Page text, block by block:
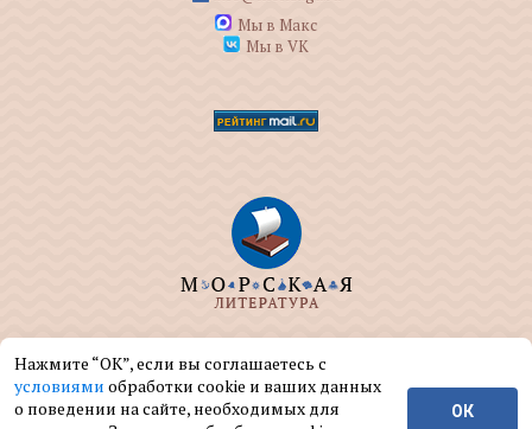
Мы в Макс
Мы в VK
ООО "МОРКНИГА" занимается изданием и
реализацией книг на морскую тематику.
© ООО "МОРКНИГА", 2004 — 2026 г.
Нажмите “ОК”, если вы соглашаетесь с
условиями обработки cookie и ваших данных
о поведении на сайте, необходимых для
ОК